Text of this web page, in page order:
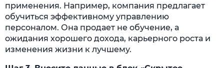
применения. Например, компания предлагает
обучиться эффективному управлению
персоналом. Она продает не обучение, а
ожидания хорошего дохода, карьерного роста и
изменения жизни к лучшему.